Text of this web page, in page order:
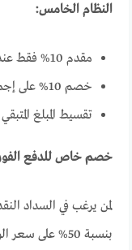
النظام الخامس:
مقدم 10% فقط عند الحجز.
خصم 10% على إجمالي الوحدة.
تقسيط المبلغ المتبقي على 10 سنوات
خصم خاص للدفع
لمن يرغب في السداد
بنسبة 50%